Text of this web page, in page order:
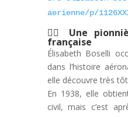
aerienne/p/
👩‍✈️ Une
française
Élisabeth Boselli
dans l’histoire
elle découvre très
En 1938, elle
civil, mais c’est